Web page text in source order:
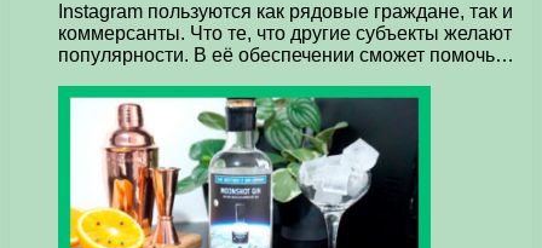
Instagram пользуются как рядовые граждане, так и
коммерсанты. Что те, что другие субъекты желают
популярности. В её обеспечении сможет помочь…